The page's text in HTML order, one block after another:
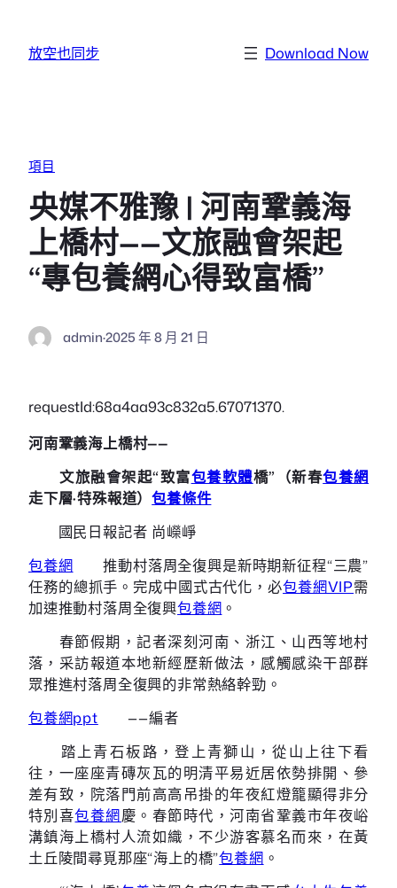
放空也同步 Download Now
項目
央媒不雅豫 | 河南鞏義海
上橋村——文旅融會架起
“專包養網心得致富橋”
admin·2025 年 8 月 21 日
requestId:68a4aa93c832a5.67071370.
河南鞏義海上橋村——
文旅融會架起“致富包養軟體橋”（新春包養網
走下層·特殊報道）包養條件
國民日報記者 尚嶸崢
包養網 推動村落周全復興是新時期新征程“三農”
任務的總抓手。完成中國式古代化，必包養網VIP需
加速推動村落周全復興包養網 。
春節假期，記者深刻河南、浙江、山西等地村
落，采訪報道本地新經歷新做法，感觸感染干部群
眾推進村落周全復興的非常熱絡幹勁。
包養網ppt ——編者
踏上青石板路，登上青獅山，從山上往下看
往，一座座青磚灰瓦的明清平易近居依勢排開、參
差有致，院落門前高高吊掛的年夜紅燈籠顯得非分
特別喜包養網慶。春節時代，河南省鞏義市年夜峪
溝鎮海上橋村人流如織，不少游客慕名而來，在黃
土丘陵間尋覓那座“海上的橋”包養網 。